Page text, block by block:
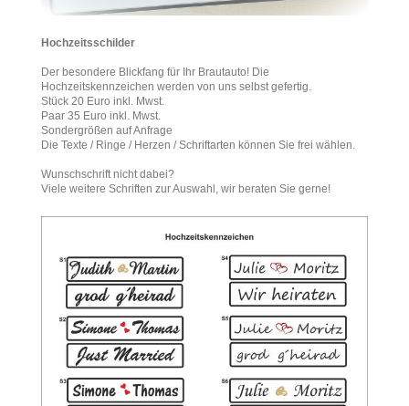
Hochzeitsschilder
Der besondere Blickfang für Ihr Brautauto! Die
Hochzeitskennzeichen werden von uns selbst gefertig.
Stück 20 Euro inkl. Mwst.
Paar 35 Euro inkl. Mwst.
Sondergrößen auf Anfrage
Die Texte / Ringe / Herzen / Schriftarten können Sie frei wählen.
Wunschschrift nicht dabei?
Viele weitere Schriften zur Auswahl, wir beraten Sie gerne!